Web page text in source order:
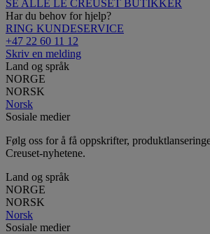
SE ALLE LE CREUSET BUTIKKER
Har du behov for hjelp?
RING KUNDESERVICE
+47 22 60 11 12
Skriv en melding
Land og språk
NORGE
NORSK
Norsk
Sosiale medier
Følg oss for å få oppskrifter,
Creuset-nyhetene.
Land og språk
NORGE
NORSK
Norsk
Sosiale medier